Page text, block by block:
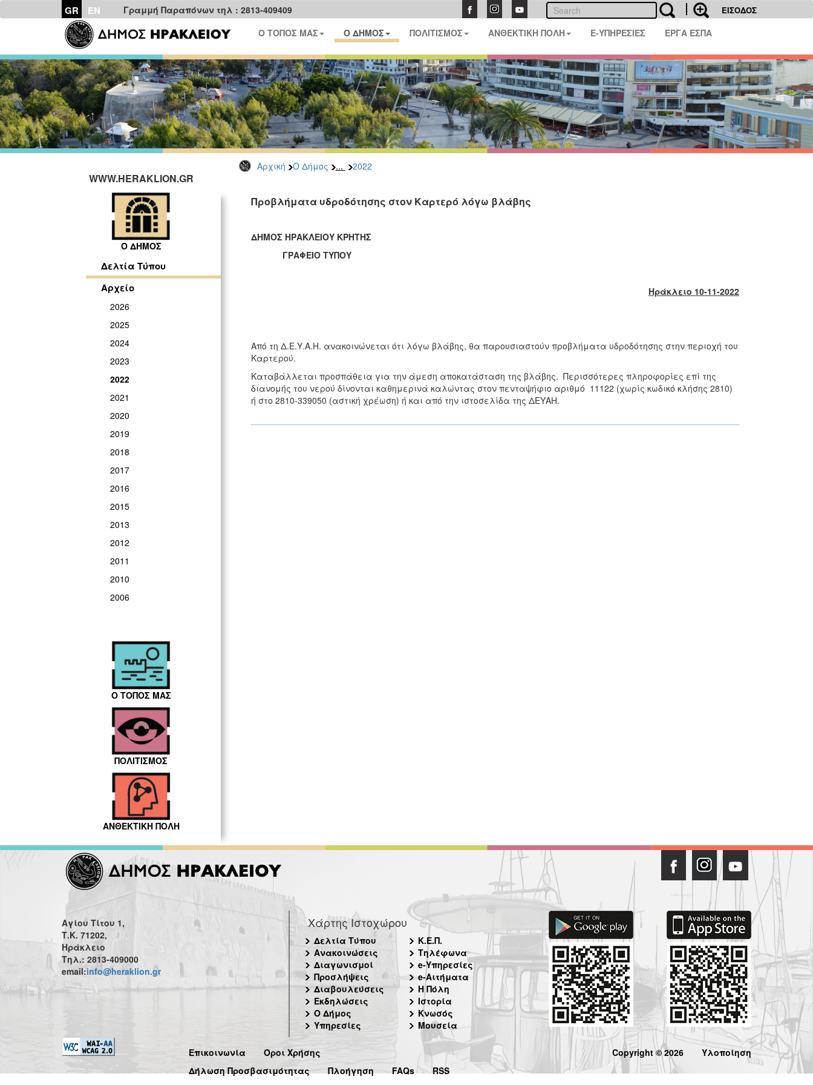
GR EN Γραμμή Παραπόνων τηλ : 2813-409409 ΕΙΣΟΔΟΣ
Ο ΤΟΠΟΣ ΜΑΣ Ο ΔΗΜΟΣ ΠΟΛΙΤΙΣΜΟΣ ΑΝΘΕΚΤΙΚΗ ΠΟΛΗ E-ΥΠΗΡΕΣΙΕΣ ΕΡΓΑ ΕΣΠΑ
Αρχική Ο Δήμος ... 2022
WWW.HERAKLION.GR
Ο ΔΗΜΟΣ
Δελτία Τύπου
Αρχείο
2026
2025
2024
2023
2022
2021
2020
2019
2018
2017
2016
2015
2013
2012
2011
2010
2006
Ο ΤΟΠΟΣ ΜΑΣ
ΠΟΛΙΤΙΣΜΟΣ
ΑΝΘΕΚΤΙΚΗ ΠΟΛΗ
Προβλήματα υδροδότησης στον Καρτερό λόγω βλάβης
ΔΗΜΟΣ ΗΡΑΚΛΕΙΟΥ ΚΡΗΤΗΣ
ΓΡΑΦΕΙΟ ΤΥΠΟΥ
Ηράκλειο 10-11-2022
Από τη Δ.Ε.Υ.Α.Η. ανακοινώνεται ότι λόγω βλάβης, θα παρουσιαστούν προβλήματα υδροδότησης στην περιοχή του
Καρτερού.
Καταβάλλεται προσπάθεια για την άμεση αποκατάσταση της βλάβης. Περισσότερες πληροφορίες επί της
διανομής του νερού δίνονται καθημερινά καλώντας στον πενταψήφιο αριθμό 11122 (χωρίς κωδικό κλήσης 2810)
ή στο 2810-339050 (αστική χρέωση) ή και από την ιστοσελίδα της ΔΕΥΑΗ.
Αγίου Τίτου 1,
Τ.Κ. 71202,
Ηράκλειο
Τηλ.: 2813-409000
email:info@heraklion.gr
Χάρτης Ιστοχώρου
Δελτία Τύπου
Ανακοινώσεις
Διαγωνισμοί
Προσλήψεις
Διαβουλεύσεις
Εκδηλώσεις
Ο Δήμος
Υπηρεσίες
Κ.Ε.Π.
Τηλέφωνα
e-Υπηρεσίες
e-Αιτήματα
Η Πόλη
Ιστορία
Κνωσός
Μουσεία
Επικοινωνία
Όροι Χρήσης
Δήλωση Προσβασιμότητας
Πλοήγηση FAQs RSS
Copyright © 2026 Υλοποίηση